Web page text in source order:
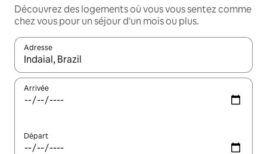
Découvrez des logements où vous vous sentez comme
chez vous pour un séjour d'un mois ou plus.
Adresse
Lorsque les résultats s'affichent, utilisez les flèches vers le
Arrivée
Départ